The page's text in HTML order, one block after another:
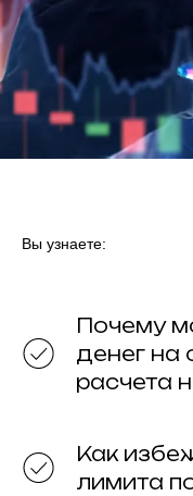
Вы узнаете:
Почему
денег на
расчета
Как
лимита